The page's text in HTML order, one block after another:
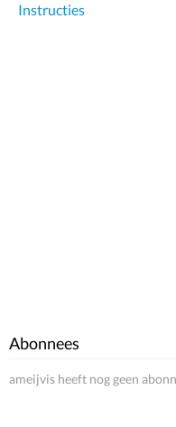
Instructies
Abonnees
ameijvis heeft nog geen